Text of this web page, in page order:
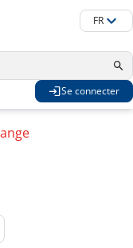
FR
Se connecter